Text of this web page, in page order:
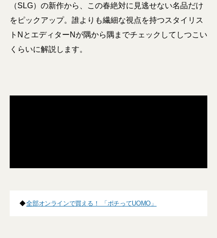
（SLG）の新作から、この春絶対に見逃せない名品だけ
をピックアップ。誰よりも繊細な視点を持つスタイリス
トNとエディターNが隅から隅までチェックしてしつこい
くらいに解説します。
◆全部オンラインで買える！ 「ポチってUOMO」